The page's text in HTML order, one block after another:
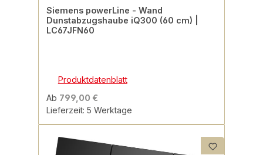
Siemens powerLine - Wand
Dunstabzugshaube iQ300 (60 cm) |
LC67JFN60
Produktdatenblatt
Ab 799,00 €
Lieferzeit: 5 Werktage